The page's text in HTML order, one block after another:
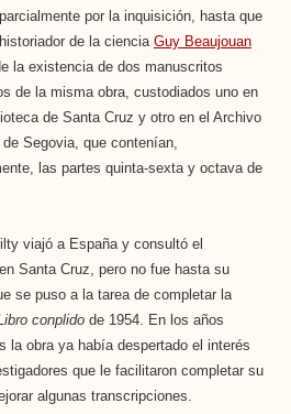
por la inquisición, hasta que
de la ciencia Guy Beaujouan
la existencia de dos manuscritos
de la misma obra, custodiados uno en
de Santa Cruz y otro en el Archivo
Segovia, que contenían,
las partes quinta-sexta y octava de
viajó a España y consultó el
Santa Cruz, pero no fue hasta su
se puso a la tarea de completar la
conplidode 1954. En los años
la obra ya había despertado el interés
que le facilitaron completar su
algunas transcripciones.